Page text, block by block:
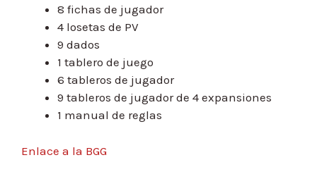
8 fichas de jugador
4 losetas de PV
9 dados
1 tablero de juego
6 tableros de jugador
9 tableros de jugador de 4 expansiones
1 manual de reglas
Enlace a la BGG